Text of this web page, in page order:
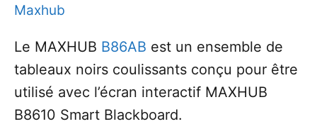
Maxhub
Le MAXHUB B86AB est un ensemble de
tableaux noirs coulissants conçu pour être
utilisé avec l’écran interactif MAXHUB
B8610 Smart Blackboard.